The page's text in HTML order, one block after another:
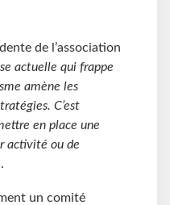
de l’association
actuelle qui frappe
amène les
C’est
en place une
activité ou de
un comité